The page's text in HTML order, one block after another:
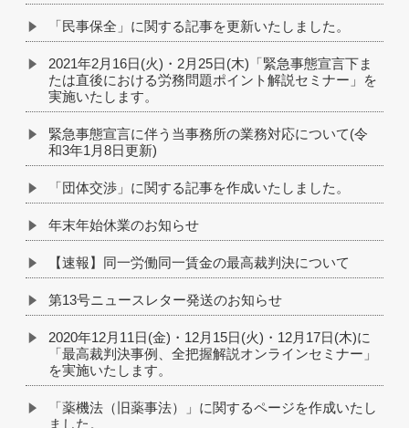
「民事保全」に関する記事を更新いたしました。
2021年2月16日(火)・2月25日(木)「緊急事態宣言下ま
たは直後における労務問題ポイント解説セミナー」を
実施いたします。
緊急事態宣言に伴う当事務所の業務対応について(令
和3年1月8日更新)
「団体交渉」に関する記事を作成いたしました。
年末年始休業のお知らせ
【速報】同一労働同一賃金の最高裁判決について
第13号ニュースレター発送のお知らせ
2020年12月11日(金)・12月15日(火)・12月17日(木)に
「最高裁判決事例、全把握解説オンラインセミナー」
を実施いたします。
「薬機法（旧薬事法）」に関するページを作成いたし
ました。